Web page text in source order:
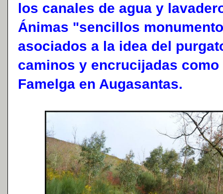
los canales de agua y
Ánimas "sencillos
asociados a la idea del
caminos y encrucijadas como
Famelga en Augasantas.